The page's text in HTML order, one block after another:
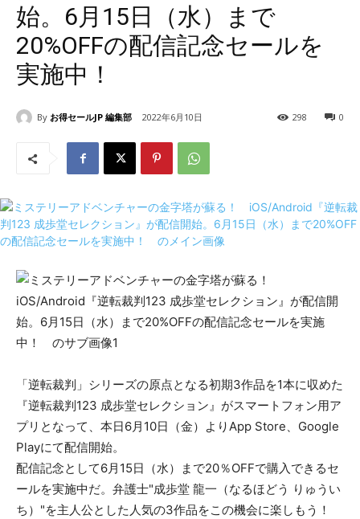
始。6月15日（水）まで
20%OFFの配信記念セールを
実施中！
By お得セールJP 編集部 2022年6月10日 0
298
「逆転裁判」シリーズの原点となる初期3作品を1本に収めた
『逆転裁判123 成歩堂セレクション』がスマートフォン用ア
プリとなって、本日6月10日（金）よりApp Store、Google
Playにて配信開始。
配信記念として6月15日（水）まで20％OFFで購入できるセ
ールを実施中だ。弁護士"成歩堂 龍一（なるほどう りゅうい
ち）"を主人公とした人気の3作品をこの機会に楽しもう！